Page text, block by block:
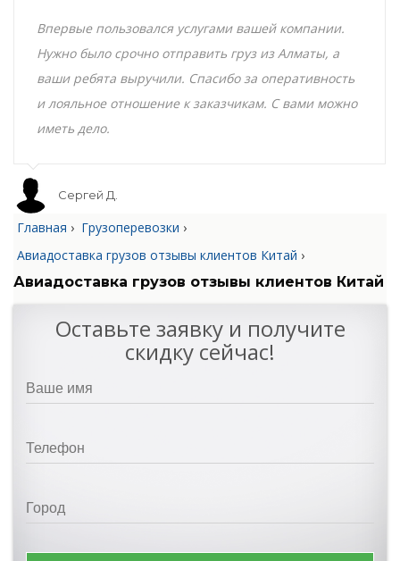
Впервые пользовался услугами вашей компании.
Нужно было срочно отправить груз из Алматы, а
ваши ребята выручили. Спасибо за оперативность
и лояльное отношение к заказчикам. С вами можно
иметь дело.
Сергей Д.
Главная › Грузоперевозки ›
Авиадоставка грузов отзывы клиентов Китай ›
Авиадоставка грузов отзывы клиентов Китай
Оставьте заявку и получите
скидку сейчас!